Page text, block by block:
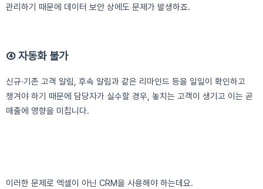
관리하기 때문에 데이터 보안 상에도 문제가 발생하죠.
④ 자동화 불가
신규·기존 고객 알림, 후속 알림과 같은 리마인드 등을 일일이 확인하고
챙겨야 하기 때문에 담당자가 실수할 경우, 놓치는 고객이 생기고 이는 곧
매출에 영향을 미칩니다.
이러한 문제로 엑셀이 아닌 CRM을 사용해야 하는데요.